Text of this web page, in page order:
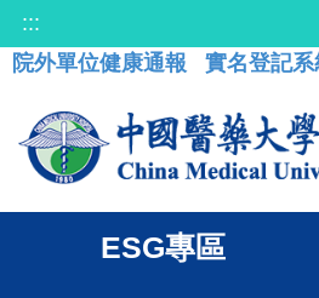
:::
院外單位健康通報
實名登記系
ESG專區